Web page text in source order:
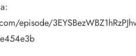
episode/